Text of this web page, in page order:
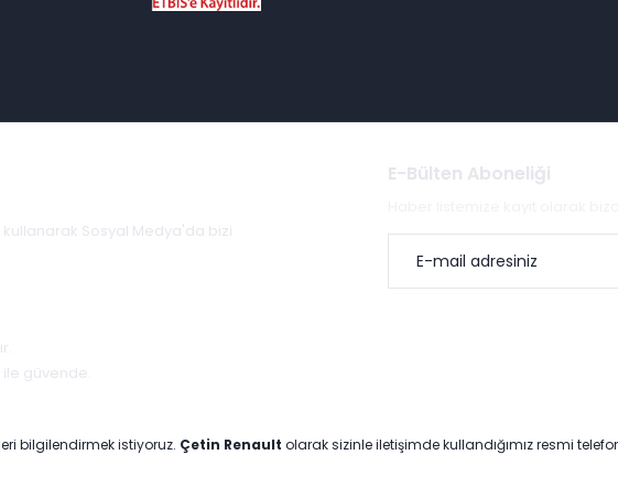
kullanarak Sosyal Medya'da bizi
E-Bülten Aboneliği
ile güvende.
bilgilendirmek istiyoruz. Çetin Renault olarak sizinle iletişimde kullandığımız resmi